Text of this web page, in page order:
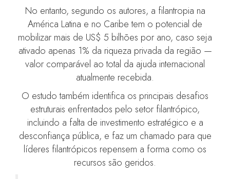
No entanto, segundo os autores, a filantropia na
América Latina e no Caribe tem o potencial de
mobilizar mais de US$ 5 bilhões por ano, caso seja
ativado apenas 1% da riqueza privada da região —
valor comparável ao total da ajuda internacional
atualmente recebida.
O estudo também identifica os principais desafios
estruturais enfrentados pelo setor filantrópico,
incluindo a falta de investimento estratégico e a
desconfiança pública, e faz um chamado para que
líderes filantrópicos repensem a forma como os
recursos são geridos.